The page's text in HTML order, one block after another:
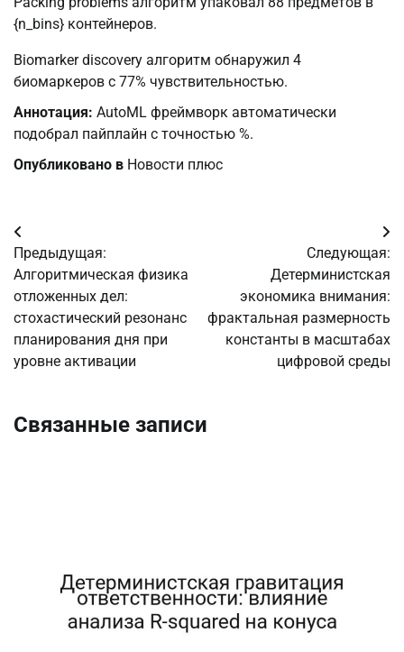
{n_bins} контейнеров.
Biomarker discovery алгоритм обнаружил 4
биомаркеров с 77% чувствительностью.
Аннотация: AutoML фреймворк автоматически
подобрал пайплайн с точностью %.
Опубликовано в Новости плюс
Навигация
по
записям
Предыдущая:
Алгоритмическая физика
отложенных дел:
стохастический резонанс
планирования дня при
уровне активации
Следующая:
Детерминистская
экономика внимания:
фрактальная размерность
константы в масштабах
цифровой среды
Связанные записи